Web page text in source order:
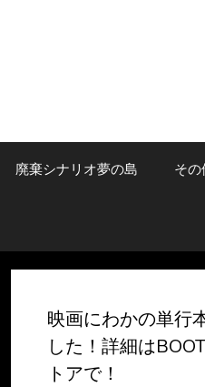
廃棄シナリオ夢の島 そ
映画にわかの単行
した！詳細は
トアで！